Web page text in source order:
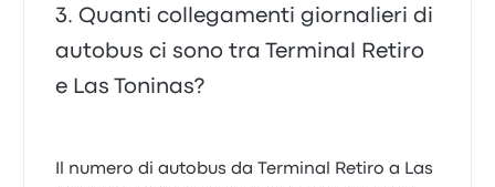
Quanti collegamenti giornalieri di
autobus ci sono tra Terminal Retiro
e Las Toninas?
Il numero di autobus da Terminal Retiro a Las